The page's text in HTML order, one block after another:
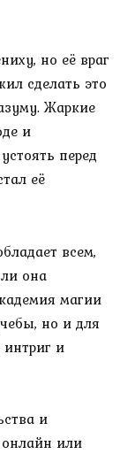
но её враг
сделать это
Жаркие
и
перед
её
всем,
она
магии
но и для
и
и
или